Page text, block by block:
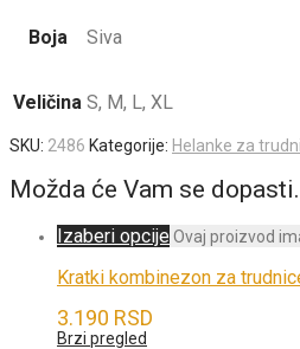
Boja Siva
Veličina S, M, L, XL
SKU: 2486 Kategorije: Helanke za
Možda će Vam se
Izaberi opcije Ovaj proizvod
Kratki kombinezon za
3.190 RSD
Brzi pregled